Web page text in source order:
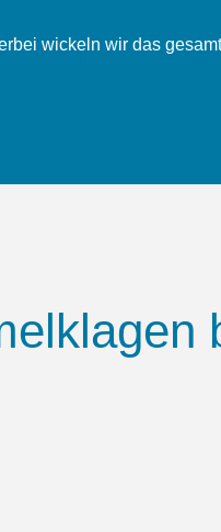
wickeln wir das